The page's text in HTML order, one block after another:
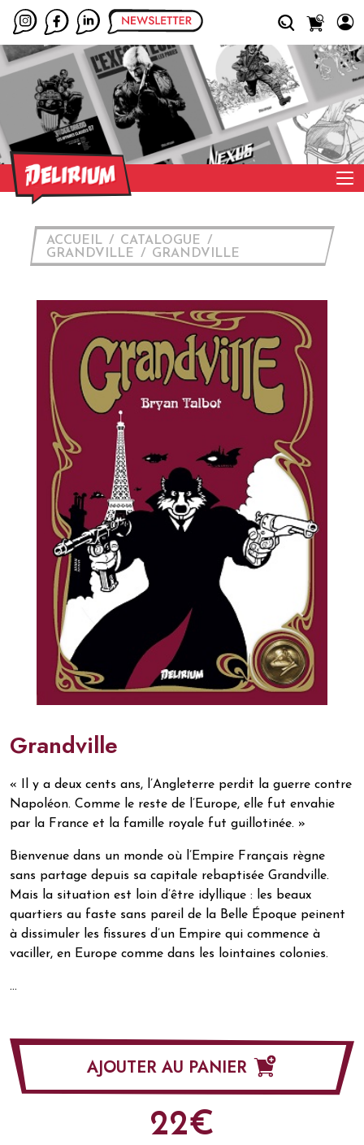
ACCUEIL
CATALOGUE
GRANDVILLE
GRANDVILLE
Grandville
« Il y a deux cents ans, l’Angleterre perdit la guerre contre
Napoléon. Comme le reste de l’Europe, elle fut envahie
par la France et la famille royale fut guillotinée. »
Bienvenue dans un monde où l’Empire Français règne
sans partage depuis sa capitale rebaptisée Grandville.
Mais la situation est loin d’être idyllique : les beaux
quartiers au faste sans pareil de la Belle Époque peinent
à dissimuler les fissures d’un Empire qui commence à
vaciller, en Europe comme dans les lointaines colonies.
…
AJOUTER AU PANIER
22€